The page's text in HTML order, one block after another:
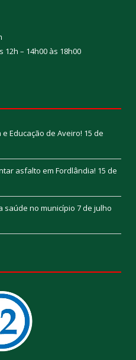
– 14h00 às 18h00
Educação de Aveiro! 15 de
asfalto em Fordlândia! 15 de
saúde no município 7 de julho